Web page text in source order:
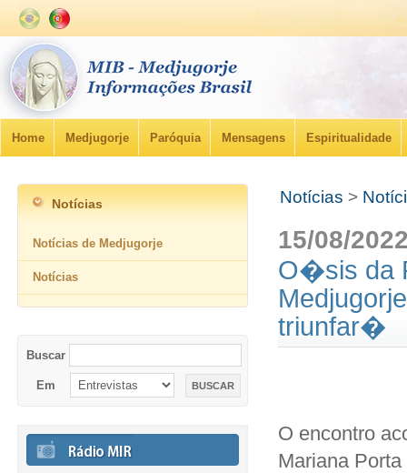
Home Medjugorje Paróquia Mensagens Espiritualidade
Notícias >
15/08/
O�sis da
triunfar�
O encontro
Mariana
Notícias
Notícias de Medjugorje
Notícias
Buscar
Em